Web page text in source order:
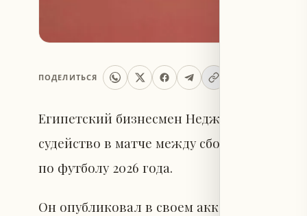
ПОДЕЛИТЬСЯ
Египетский бизнесмен Неджиб Савирс в
судейство в матче между сборными
по футболу 2026 года.
Он опубликовал в своем аккаунте видео,